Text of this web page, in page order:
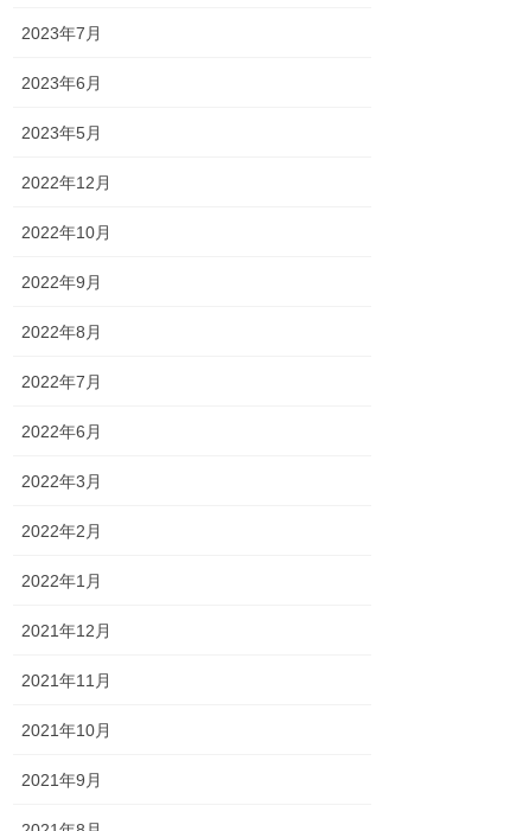
2023年7月
2023年6月
2023年5月
2022年12月
2022年10月
2022年9月
2022年8月
2022年7月
2022年6月
2022年3月
2022年2月
2022年1月
2021年12月
2021年11月
2021年10月
2021年9月